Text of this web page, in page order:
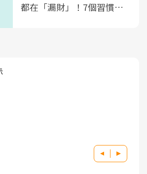
都在「漏財」！7個習慣一